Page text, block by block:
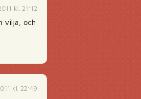
kl. 21:12
vilja, och
kl. 22:49